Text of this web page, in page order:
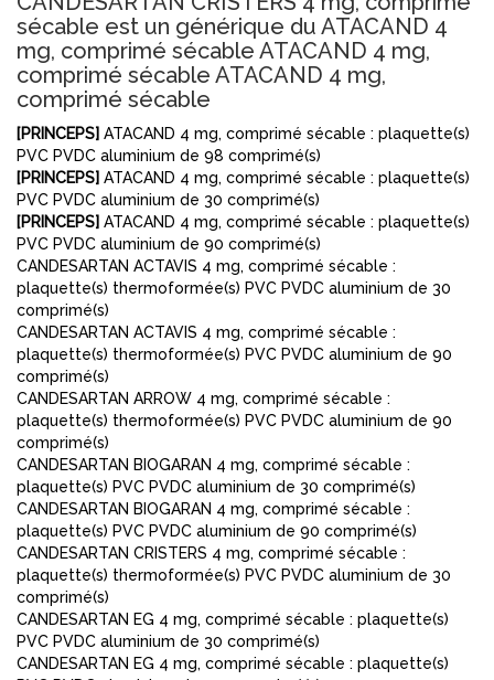
sécable est un générique du ATACAND 4
mg, comprimé sécable ATACAND 4 mg,
comprimé sécable ATACAND 4 mg,
comprimé sécable
[PRINCEPS] ATACAND 4 mg, comprimé sécable : plaquette(s)
PVC PVDC aluminium de 98 comprimé(s)
[PRINCEPS] ATACAND 4 mg, comprimé sécable : plaquette(s)
PVC PVDC aluminium de 30 comprimé(s)
[PRINCEPS] ATACAND 4 mg, comprimé sécable : plaquette(s)
PVC PVDC aluminium de 90 comprimé(s)
CANDESARTAN ACTAVIS 4 mg, comprimé sécable :
plaquette(s) thermoformée(s) PVC PVDC aluminium de 30
comprimé(s)
CANDESARTAN ACTAVIS 4 mg, comprimé sécable :
plaquette(s) thermoformée(s) PVC PVDC aluminium de 90
comprimé(s)
CANDESARTAN ARROW 4 mg, comprimé sécable :
plaquette(s) thermoformée(s) PVC PVDC aluminium de 90
comprimé(s)
CANDESARTAN BIOGARAN 4 mg, comprimé sécable :
plaquette(s) PVC PVDC aluminium de 30 comprimé(s)
CANDESARTAN BIOGARAN 4 mg, comprimé sécable :
plaquette(s) PVC PVDC aluminium de 90 comprimé(s)
CANDESARTAN CRISTERS 4 mg, comprimé sécable :
plaquette(s) thermoformée(s) PVC PVDC aluminium de 30
comprimé(s)
CANDESARTAN EG 4 mg, comprimé sécable : plaquette(s)
PVC PVDC aluminium de 30 comprimé(s)
CANDESARTAN EG 4 mg, comprimé sécable : plaquette(s)